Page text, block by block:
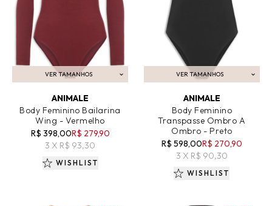
VER TAMANHOS
ADICIONAR AO CARRINHO
ANIMALE
Body Feminino Bailarina
Wing - Vermelho
R$ 398,00R$ 279,90
3 X R$ 93,30
WISHLIST
VER TAMANHOS
ADICIONAR AO CARRINHO
ANIMALE
Body Feminino
Transpasse Ombro A
Ombro - Preto
R$ 598,00R$ 270,90
3 X R$ 90,30
WISHLIST